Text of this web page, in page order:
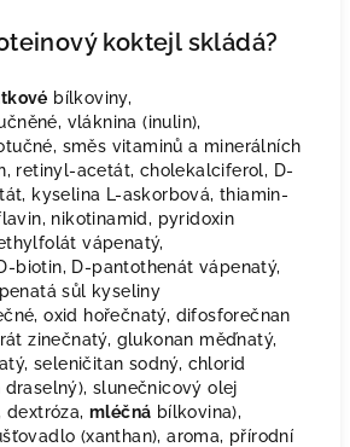
koktejl skládá?
bílkoviny,
vláknina (inulin),
směs vitaminů a minerálních
retinyl-acetát, cholekalciferol, D-
kyselina L-askorbová, thiamin-
nikotinamid, pyridoxin
vápenatý,
biotin, D-pantothenát vápenatý,
sůl kyseliny
oxid hořečnatý, difosforečnan
zinečnatý, glukonan měďnatý,
seleničitan sodný, chlorid
slunečnicový olej
dextróza, mléčná bílkovina),
(xanthan), aroma, přírodní